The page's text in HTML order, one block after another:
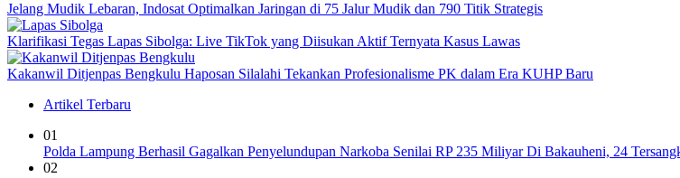
Jelang Mudik Lebaran, Indosat Optimalkan Jaringan di 75 Jalur Mudik dan 790 Titik Strategis
Klarifikasi Tegas Lapas Sibolga: Live TikTok yang Diisukan Aktif Ternyata Kasus Lawas
Kakanwil Ditjenpas Bengkulu Haposan Silalahi Tekankan Profesionalisme PK dalam Era KUHP Baru
Artikel Terbaru
01
Polda Lampung Berhasil Gagalkan Penyelundupan Narkoba Senilai RP 235 Miliyar Di Bakauheni, 24
02